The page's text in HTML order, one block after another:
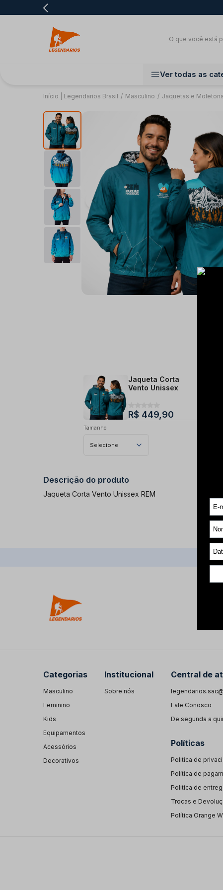
Ver todas as
Início | Legendarios Brasil / Masculino / Jaquetas e Moletons
Jaqueta Corta
Vento Unissex
R$ 449,90
Tamanho
Selecione
Descrição do produto
Jaqueta Corta Vento Unissex REM
Categorias
Masculino
Feminino
Kids
Equipamentos
Acessórios
Decorativos
Institucional
Sobre nós
Central de
Fale Conosco
De segunda a
Políticas
Politica de
Política de
Politica de
Trocas e
Política Orange